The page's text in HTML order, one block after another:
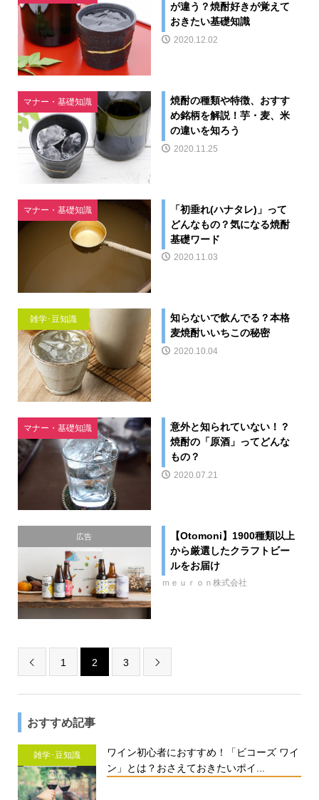
が違う？焼酎好きが覚えて
おきたい基礎知識
2020.12.02
マナー・基礎知識
焼酎の種類や特徴、おすす
め銘柄を解説！芋・麦、米
の違いを知ろう
2020.11.25
マナー・基礎知識
「初垂れ(ハナタレ)」って
どんなもの？気になる焼酎
基礎ワード
2020.11.03
雑学･豆知識
知らないで飲んでる？本格
麦焼酎いいちこの秘密
2020.10.04
マナー・基礎知識
意外と知られていない！？
焼酎の「原酒」ってどんな
もの？
2020.07.21
広告
【Otomoni】1900種類以上
から厳選したクラフトビー
ルをお届け
ｍｅｕｒｏｎ株式会社
 1 2 3 
おすすめ記事
雑学･豆知識
ワイン初心者におすすめ！「ビコーズ ワイ
ン」とは？おさえておきたいポイ...